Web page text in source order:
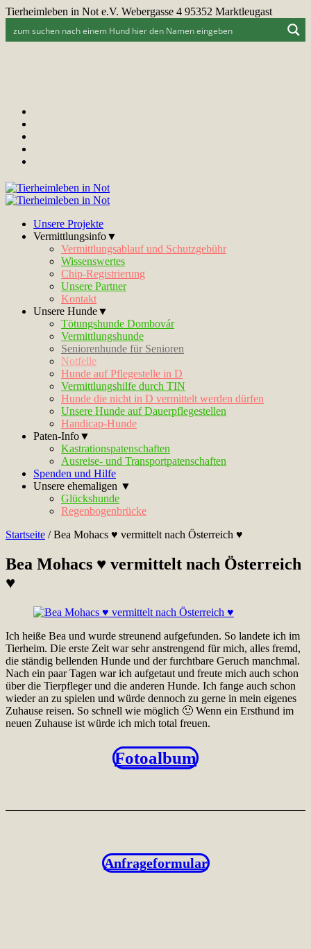
Tierheimleben in Not e.V. Webergasse 4 95352 Marktleugast
Unsere Projekte
Vermittlungsinfo▼
Vermittlungsablauf und Schutzgebühr
Wissenswertes
Chip-Registrierung
Unsere Partner
Kontakt
Unsere Hunde▼
Tötungshunde Dombovár
Vermittlungshunde
Seniorenhunde für Senioren
Notfelle
Hunde auf Pflegestelle in D
Vermittlungshilfe durch TIN
Hunde die nicht in D vermittelt werden dürfen
Unsere Hunde auf Dauerpflegestellen
Handicap-Hunde
Paten-Info▼
Kastrationspatenschaften
Ausreise- und Transportpatenschaften
Spenden und Hilfe
Unsere ehemaligen ▼
Glückshunde
Regenbogenbrücke
Startseite /Bea Mohacs ♥ vermittelt nach Österreich ♥
Bea Mohacs ♥ vermittelt nach Österreich
♥
Ich heiße Bea und wurde streunend aufgefunden. So landete ich im
Tierheim. Die erste Zeit war sehr anstrengend für mich, alles fremd,
die ständig bellenden Hunde und der furchtbare Geruch manchmal.
Nach ein paar Tagen war ich aufgetaut und freute mich auch schon
über die Tierpfleger und die anderen Hunde. Ich fange auch schon
wieder an zu spielen und würde dennoch zu gerne in mein eigenes
Zuhause reisen. So schnell wie möglich 🙂 Wenn ein Ersthund im
neuen Zuhause ist würde ich mich total freuen.
Fotoalbum
Anfrageformular